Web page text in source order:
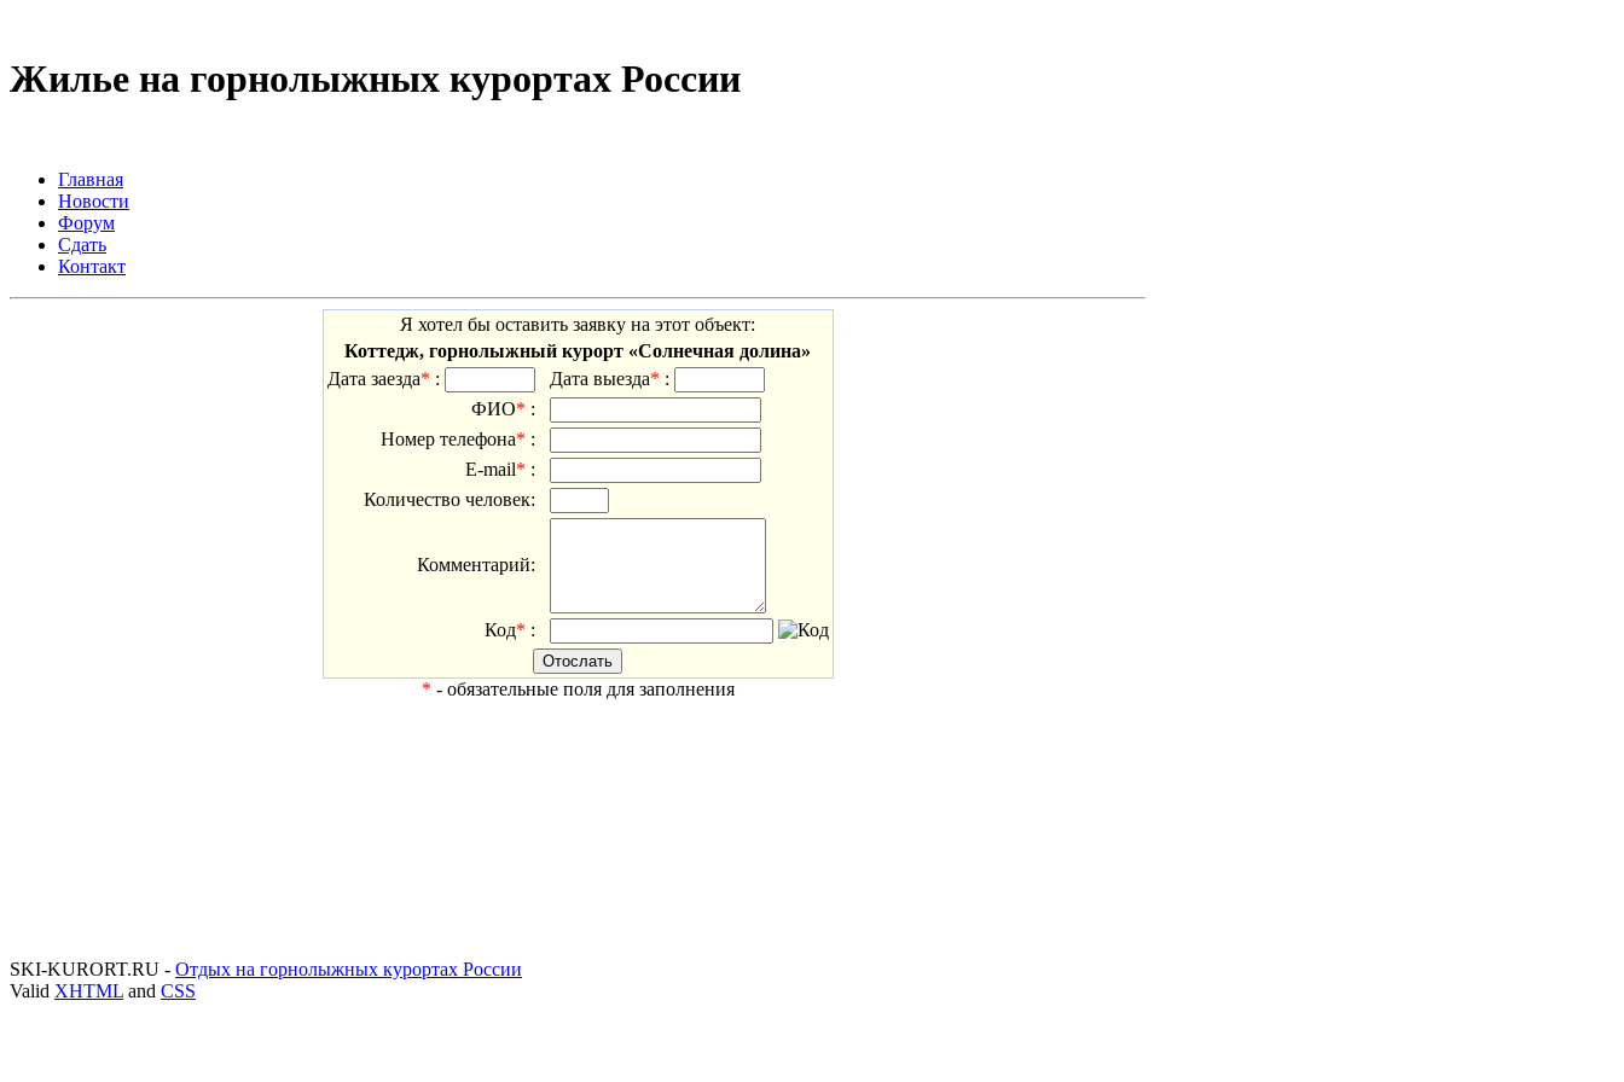
Жилье на горнолыжных курортах России
Главная
Новости
Форум
Сдать
Контакт
Я хотел бы оставить заявку на этот объект:
Коттедж, горнолыжный курорт «Солнечная долина»
Дата заезда* : Дата выезда* :
ФИО* :
Номер телефона* :
E-mail* :
Количество человек:
Комментарий:
Код* :
* - обязательные поля для заполнения
SKI-KURORT.RU - Отдых на горнолыжных курортах России
Valid XHTML and CSS